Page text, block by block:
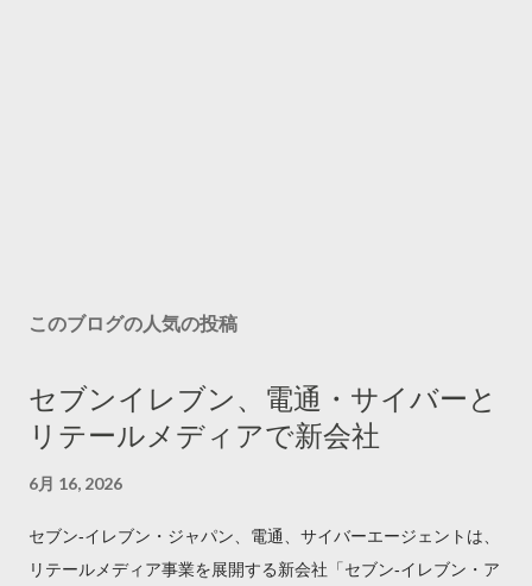
このブログの人気の投稿
セブンイレブン、電通・サイバーと
リテールメディアで新会社
6月 16, 2026
セブン‐イレブン・ジャパン、電通、サイバーエージェントは、
リテールメディア事業を展開する新会社「セブン‐イレブン・ア